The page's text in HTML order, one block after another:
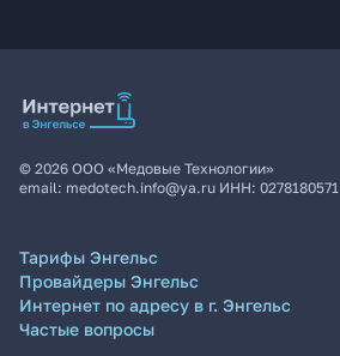
© 2026 ООО «Медовые Технологии»
email: medotech.info@ya.ru ИНН: 0278180571
Тарифы Энгельс
Провайдеры Энгельс
Интернет по адресу в г. Энгельс
Частые вопросы